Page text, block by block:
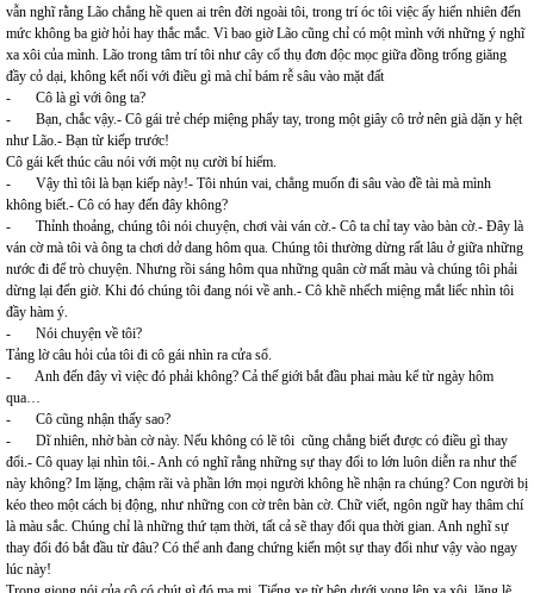
vẫn nghĩ rằng Lão chẳng hề quen ai trên đời ngoài tôi, trong trí óc tôi việc ấy hiển nhiên đến
mức không ba giờ hỏi hay thắc mắc. Vì bao giờ Lão cũng chỉ có một mình với những ý nghĩ
xa xôi của mình. Lão trong tâm trí tôi như cây cổ thụ đơn độc mọc giữa đồng trống giăng
đầy cỏ dại, không kết nối với điều gì mà chỉ bám rễ sâu vào mặt đất
- Cô là gì với ông ta?
- Bạn, chắc vậy.- Cô gái trẻ chép miệng phẩy tay, trong một giây cô trở nên già dặn y hệt
như Lão.- Bạn từ kiếp trước!
Cô gái kết thúc câu nói với một nụ cười bí hiểm.
- Vậy thì tôi là bạn kiếp này!- Tôi nhún vai, chẳng muốn đi sâu vào đề tài mà mình
không biết.- Cô có hay đến đây không?
- Thỉnh thoảng, chúng tôi nói chuyện, chơi vài ván cờ.- Cô ta chỉ tay vào bàn cờ.- Đây là
ván cờ mà tôi và ông ta chơi dở dang hôm qua. Chúng tôi thường dừng rất lâu ở giữa những
nước đi để trò chuyện. Nhưng rồi sáng hôm qua những quân cờ mất màu và chúng tôi phải
dừng lại đến giờ. Khi đó chúng tôi đang nói về anh.- Cô khẽ nhếch miệng mắt liếc nhìn tôi
đầy hàm ý.
- Nói chuyện về tôi?
Tảng lờ câu hỏi của tôi đi cô gái nhìn ra cửa sổ.
- Anh đến đây vì việc đó phải không? Cả thế giới bắt đầu phai màu kể từ ngày hôm
qua…
- Cô cũng nhận thấy sao?
- Dĩ nhiên, nhờ bàn cờ này. Nếu không có lẽ tôi cũng chẳng biết được có điều gì thay
đổi.- Cô quay lại nhìn tôi.- Anh có nghĩ rằng những sự thay đổi to lớn luôn diễn ra như thế
này không? Im lặng, chậm rãi và phần lớn mọi người không hề nhận ra chúng? Con người bị
kéo theo một cách bị động, như những con cờ trên bàn cờ. Chữ viết, ngôn ngữ hay thâm chí
là màu sắc. Chúng chỉ là những thứ tạm thời, tất cả sẽ thay đổi qua thời gian. Anh nghĩ sự
thay đổi đó bắt đầu từ đâu? Có thể anh đang chứng kiến một sự thay đổi như vậy vào ngay
lúc này!